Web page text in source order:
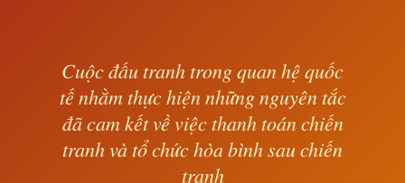
Hành trình khám phá những trang sử
hào hùng
— Lê Anh —
Cuộc đấu tranh trong quan hệ quốc
tế nhằm thực hiện những nguyên tắc
đã cam kết về việc thanh toán chiến
tranh và tổ chức hòa bình sau chiến
tranh